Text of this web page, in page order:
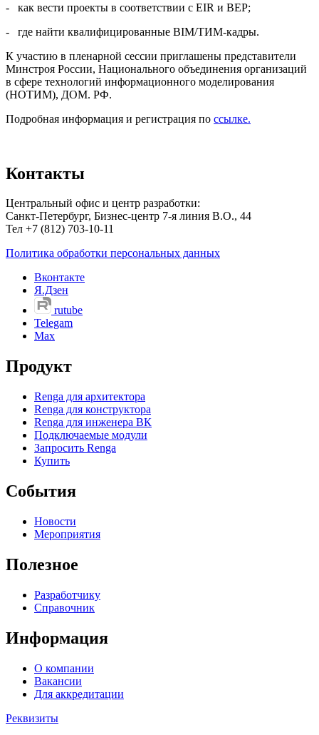
- как вести проекты в соответствии с EIR и BEP;
- где найти квалифицированные BIM/ТИМ-кадры.
К участию в пленарной сессии приглашены представители
Минстроя России, Национального объединения организаций
в сфере технологий информационного моделирования
(НОТИМ), ДОМ. РФ.
Подробная информация и регистрация по ссылке.
Контакты
Центральный офис и центр разработки:
Санкт-Петербург, Бизнес-центр 7-я линия В.О., 44
Тел +7 (812) 703-10-11
Политика обработки персональных данных
Вконтакте
Я.Дзен
rutube
Telegam
Max
Продукт
Renga для архитектора
Renga для конструктора
Renga для инженера ВК
Подключаемые модули
Запросить Renga
Купить
События
Новости
Мероприятия
Полезное
Разработчику
Справочник
Информация
О компании
Вакансии
Для аккредитации
Реквизиты